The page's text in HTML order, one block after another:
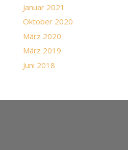
Januar 2021
Oktober 2020
März 2020
März 2019
Juni 2018